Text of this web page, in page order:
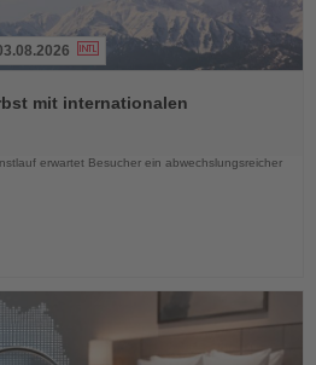
mit internationalen
erwartet Besucher ein abwechslungsreicher